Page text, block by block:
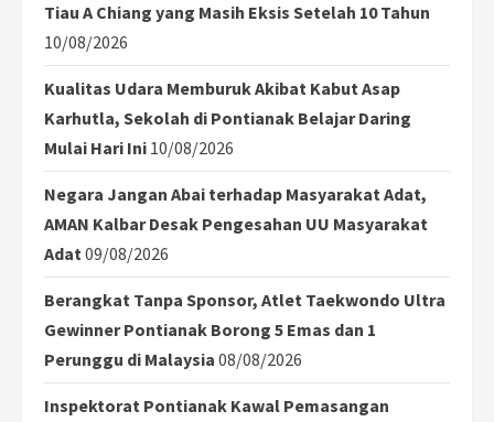
Tiau A Chiang yang Masih Eksis Setelah 10 Tahun
10/08/2026
Kualitas Udara Memburuk Akibat Kabut Asap
Karhutla, Sekolah di Pontianak Belajar Daring
Mulai Hari Ini 10/08/2026
Negara Jangan Abai terhadap Masyarakat Adat,
AMAN Kalbar Desak Pengesahan UU Masyarakat
Adat09/08/2026
Berangkat Tanpa Sponsor, Atlet Taekwondo Ultra
Gewinner Pontianak Borong 5 Emas dan 1
Perunggu di Malaysia 08/08/2026
Inspektorat Pontianak Kawal Pemasangan